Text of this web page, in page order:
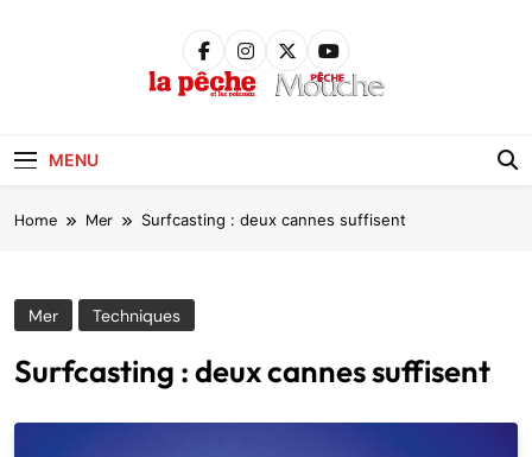
MENU
Home Mer Surfcasting : deux cannes suffisent
Mer Techniques
Surfcasting : deux cannes suffisent